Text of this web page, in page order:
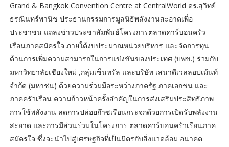
Grand & Bangkok Convention Centre at CentralWorld ดร.สุวิทย์
ธรณินทร์พานิช ประธานกรรมการมูลนิธิพลังงานสะอาดเพื่อ
ประชาชน แถลงข่าวประชาสัมพันธ์โครงการตลาดคาร์บอนครัว
เรือนภาคสมัครใจ ภายใต้งบประมาณหน่วยบริหาร และจัดการทุน
ด้านการเพิ่มความสามารถในการแข่งขันของประเทศ (บพข.) ร่วมกับ
มหาวิทยาลัยเชียงใหม่ ,กลุ่มเซ็นทรัล และบริษัท เสนาดีเวลลอปเม้นท์
จำกัด (มหาชน) ด้วยความร่วมมือระหว่างภาครัฐ ภาคเอกชน และ
ภาคครัวเรือน ความก้าวหน้าครั้งสำคัญในการส่งเสริมประสิทธิภาพ
การใช้พลังงาน ลดการปล่อยก๊าซเรือนกระจกด้วยการเปิดรับพลังงาน
สะอาด และการมีส่วนร่วมในโครงการ ตลาดคาร์บอนครัวเรือนภาค
สมัครใจ ซึ่งจะนำไปสู่เศรษฐกิจที่เป็นมิตรกับสิ่งแวดล้อม อนาคต